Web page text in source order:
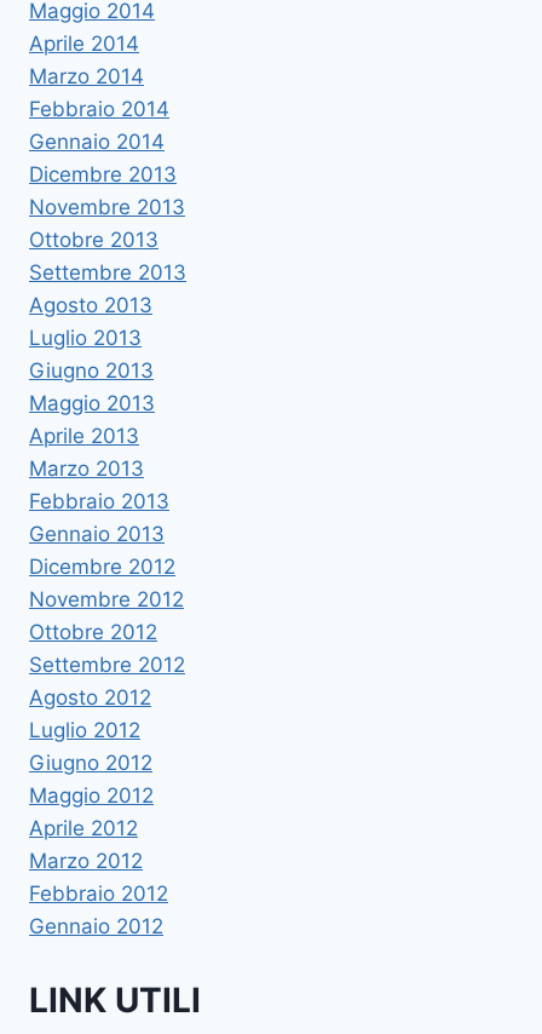
Maggio 2014
Aprile 2014
Marzo 2014
Febbraio 2014
Gennaio 2014
Dicembre 2013
Novembre 2013
Ottobre 2013
Settembre 2013
Agosto 2013
Luglio 2013
Giugno 2013
Maggio 2013
Aprile 2013
Marzo 2013
Febbraio 2013
Gennaio 2013
Dicembre 2012
Novembre 2012
Ottobre 2012
Settembre 2012
Agosto 2012
Luglio 2012
Giugno 2012
Maggio 2012
Aprile 2012
Marzo 2012
Febbraio 2012
Gennaio 2012
LINK UTILI